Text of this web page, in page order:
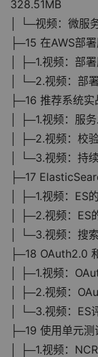
328.51MB
│ └─视频：微
├─15 在AWS部
│ ├─1.视频：部
│ └─2.视频：部
├─16 推荐系统
│ ├─1.视频：服
│ ├─2.视频：校
│ └─3.视频：持
├─17
│ ├─1.视频：
│ ├─2.视频：
│ └─3.视频：搜
├─18 OAuth2.0
│ ├─1.视频：
│ ├─2.视频：
│ └─3.视频：
├─19 使用单元
│ ├─1.视频：